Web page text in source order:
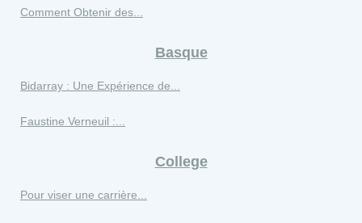
Comment Obtenir des...
Basque
Bidarray : Une Expérience de...
Faustine Verneuil :...
College
Pour viser une carrière...